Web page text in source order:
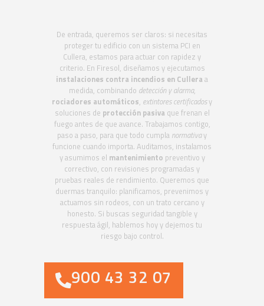
De entrada, queremos ser claros: si necesitas
proteger tu edificio con un sistema PCI en
Cullera, estamos para actuar con rapidez y
criterio. En Firesol, diseñamos y ejecutamos
instalaciones contra incendios en Cullera a
medida, combinando detección y alarma,
rociadores automáticos, extintores certificadosy
soluciones de protección pasiva que frenan el
fuego antes de que avance. Trabajamos contigo,
paso a paso, para que todo cumpla normativay
funcione cuando importa. Auditamos, instalamos
y asumimos el mantenimiento preventivo y
correctivo, con revisiones programadas y
pruebas reales de rendimiento. Queremos que
duermas tranquilo: planificamos, prevenimos y
actuamos sin rodeos, con un trato cercano y
honesto. Si buscas seguridad tangible y
respuesta ágil, hablemos hoy y dejemos tu
riesgo bajo control.
900 43 32 07